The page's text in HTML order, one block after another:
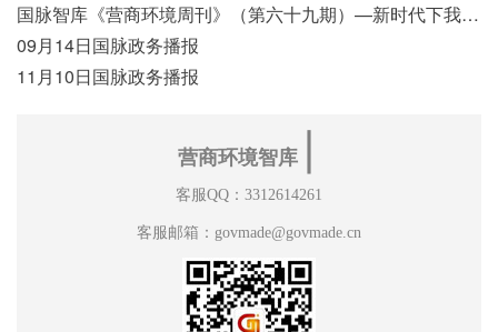
国脉智库《营商环境周刊》（第六十九期）—新时代下我国营商环境标准体系构建初探
09月14日国脉政务播报
11月10日国脉政务播报
营商环境智库
客服QQ：3312614261
客服邮箱：govmade@govmade.cn